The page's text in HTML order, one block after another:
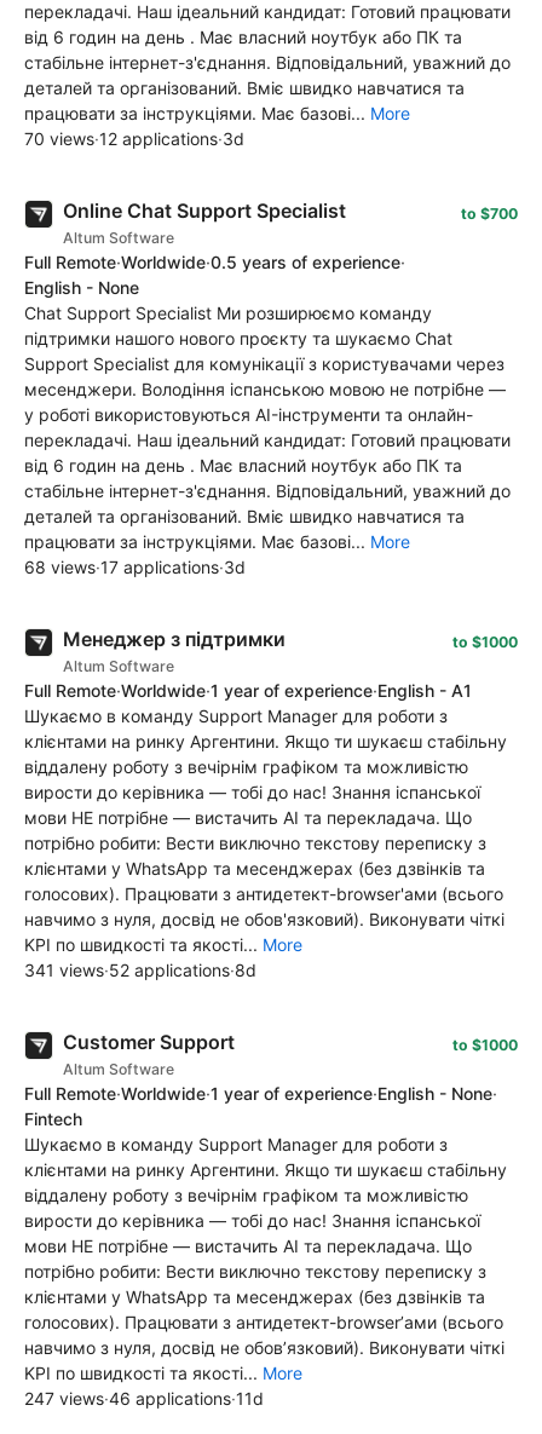
перекладачі. Наш ідеальний кандидат: Готовий працювати
від 6 годин на день . Має власний ноутбук або ПК та
стабільне інтернет-з'єднання. Відповідальний, уважний до
деталей та організований. Вміє швидко навчатися та
працювати за інструкціями. Має базові... More
70 views·12 applications·3d
Online Chat Support Specialist
Altum Software
to $700
Full Remote·Worldwide·0.5 years of experience·
English - None
Chat Support Specialist Ми розширюємо команду
підтримки нашого нового проєкту та шукаємо Chat
Support Specialist для комунікації з користувачами через
месенджери. Володіння іспанською мовою не потрібне —
у роботі використовуються AI-інструменти та онлайн-
перекладачі. Наш ідеальний кандидат: Готовий працювати
від 6 годин на день . Має власний ноутбук або ПК та
стабільне інтернет-з'єднання. Відповідальний, уважний до
деталей та організований. Вміє швидко навчатися та
працювати за інструкціями. Має базові... More
68 views·17 applications·3d
Менеджер з підтримки
Altum Software
to $1000
Full Remote·Worldwide·1 year of experience·English - A1
Шукаємо в команду Support Manager для роботи з
клієнтами на ринку Аргентини. Якщо ти шукаєш стабільну
віддалену роботу з вечірнім графіком та можливістю
вирости до керівника — тобі до нас! Знання іспанської
мови НЕ потрібне — вистачить АІ та перекладача. Що
потрібно робити: Вести виключно текстову переписку з
клієнтами у WhatsApp та месенджерах (без дзвінків та
голосових). Працювати з антидетект-browser'ами (всього
навчимо з нуля, досвід не обов'язковий). Виконувати чіткі
KPI по швидкості та якості... More
341 views·52 applications·8d
Customer Support
Altum Software
to $1000
Full Remote·Worldwide·1 year of experience·English - None·
Fintech
Шукаємо в команду Support Manager для роботи з
клієнтами на ринку Аргентини. Якщо ти шукаєш стабільну
віддалену роботу з вечірнім графіком та можливістю
вирости до керівника — тобі до нас! Знання іспанської
мови НЕ потрібне — вистачить АІ та перекладача. Що
потрібно робити: Вести виключно текстову переписку з
клієнтами у WhatsApp та месенджерах (без дзвінків та
голосових). Працювати з антидетект-browser’ами (всього
навчимо з нуля, досвід не обов’язковий). Виконувати чіткі
KPI по швидкості та якості... More
247 views·46 applications·11d